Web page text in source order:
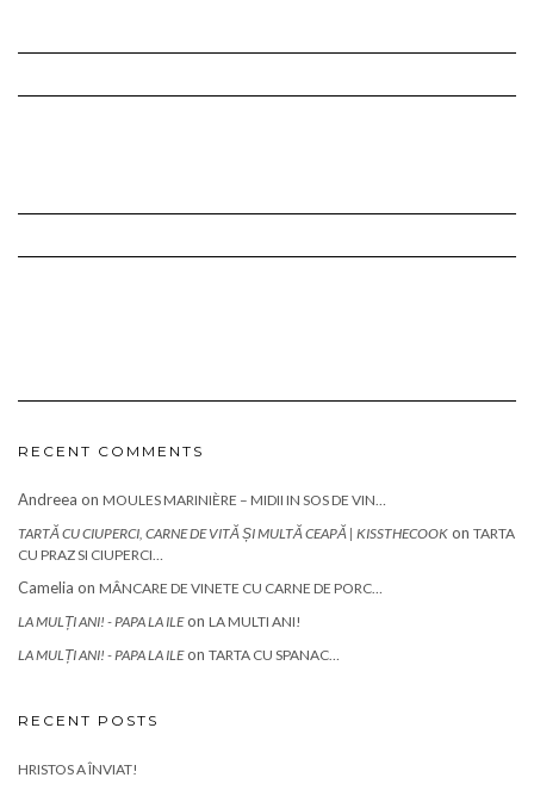
RECENT COMMENTS
Andreea on MOULES MARINIÈRE – MIDII IN SOS DE VIN…
TARTĂ CU CIUPERCI, CARNE DE VITĂ ȘI MULTĂ CEAPĂ | KISSTHECOOK on TARTA
CU PRAZ SI CIUPERCI…
Camelia on MÂNCARE DE VINETE CU CARNE DE PORC…
LA MULȚI ANI! - PAPA LA ILEon LA MULTI ANI!
LA MULȚI ANI! - PAPA LA ILEon TARTA CU SPANAC…
RECENT POSTS
HRISTOS A ÎNVIAT!